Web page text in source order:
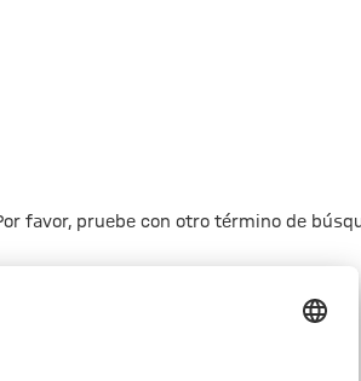
favor, pruebe con otro término de